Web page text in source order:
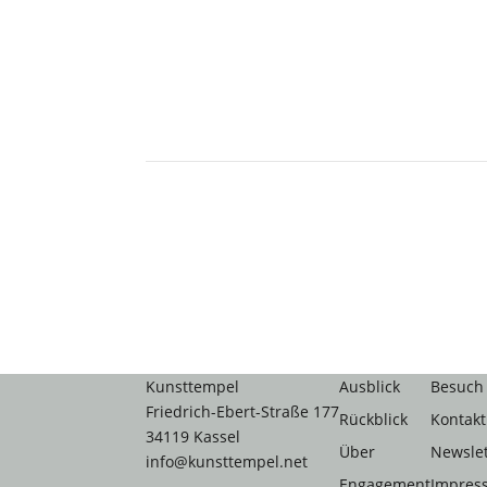
Kunsttempel
Friedrich-Ebert-Straße 177
34119 Kassel
info@kunsttempel.net
Ausblick
Rückblick
Über
Besuch
Kontakt